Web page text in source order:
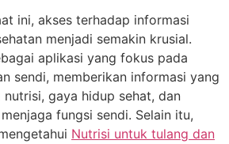
ini, akses terhadap informasi
menjadi semakin krusial.
aplikasi yang fokus pada
sendi, memberikan informasi yang
gaya hidup sehat, dan
fungsi sendi. Selain itu,
Nutrisi untuk tulang dan